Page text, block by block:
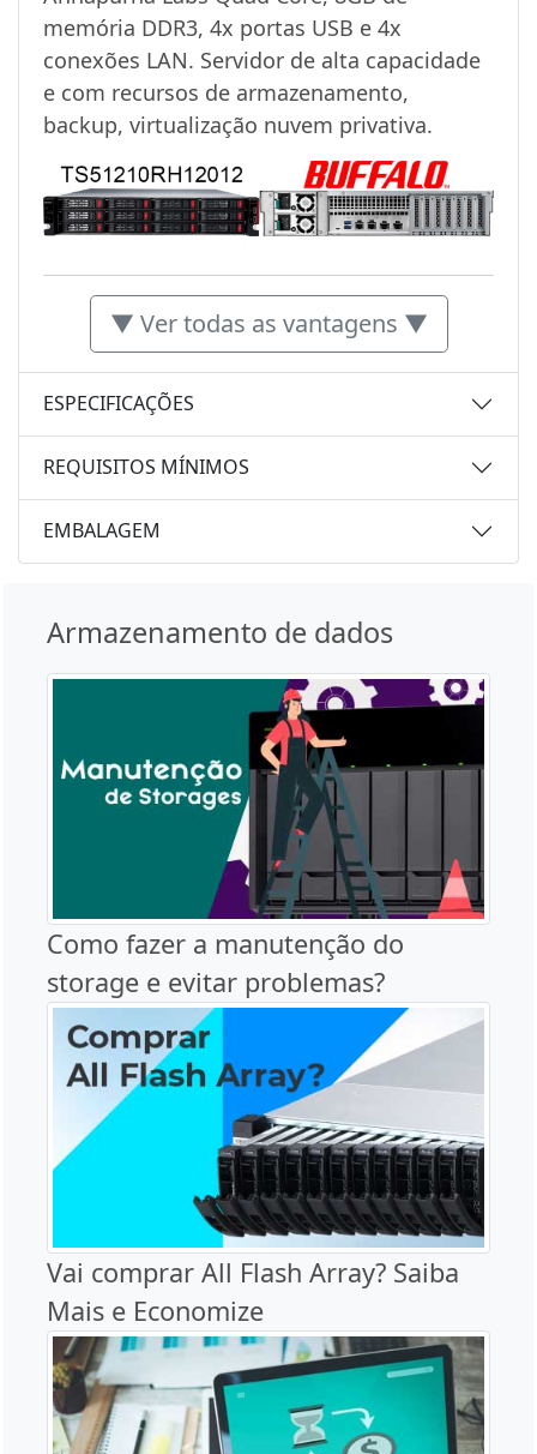
memória DDR3, 4x portas USB e 4x
conexões LAN. Servidor de alta capacidade
e com recursos de armazenamento,
backup, virtualização nuvem privativa.
▼ Ver todas as vantagens ▼
ESPECIFICAÇÕES
REQUISITOS MÍNIMOS
EMBALAGEM
Armazenamento de dados
Como fazer a manutenção do
storage e evitar problemas?
Vai comprar All Flash Array? Saiba
Mais e Economize